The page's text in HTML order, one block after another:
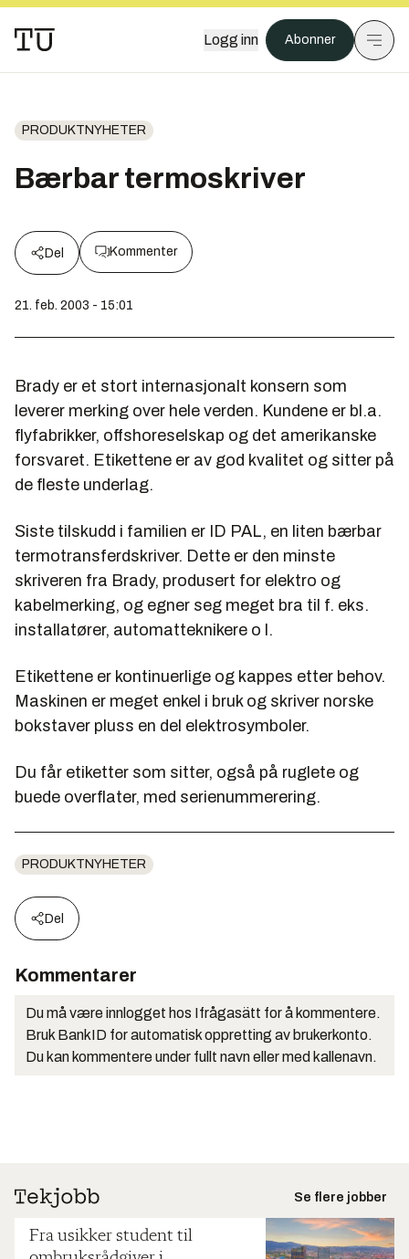
Logg inn Abonner
PRODUKTNYHETER
Bærbar termoskriver
Del Kommenter
21. feb. 2003 - 15:01
Brady er et stort internasjonalt konsern som
leverer merking over hele verden. Kundene er bl.a.
flyfabrikker, offshoreselskap og det amerikanske
forsvaret. Etikettene er av god kvalitet og sitter på
de fleste underlag.
Siste tilskudd i familien er ID PAL, en liten bærbar
termotransferdskriver. Dette er den minste
skriveren fra Brady, produsert for elektro og
kabelmerking, og egner seg meget bra til f. eks.
installatører, automatteknikere o l.
Etikettene er kontinuerlige og kappes etter behov.
Maskinen er meget enkel i bruk og skriver norske
bokstaver pluss en del elektrosymboler.
Du får etiketter som sitter, også på ruglete og
buede overflater, med serienummerering.
PRODUKTNYHETER
Del
Kommentarer
Du må være innlogget hos Ifrågasätt for å kommentere.
Bruk BankID for automatisk oppretting av brukerkonto.
Du kan kommentere under fullt navn eller med kallenavn.
Se flere jobber
Fra usikker student til